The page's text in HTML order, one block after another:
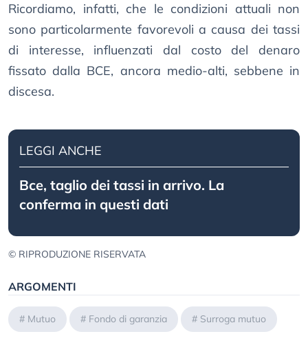
Ricordiamo, infatti, che le condizioni attuali non
sono particolarmente favorevoli a causa dei tassi
di interesse, influenzati dal costo del denaro
fissato dalla BCE, ancora medio-alti, sebbene in
discesa.
LEGGI ANCHE
Bce, taglio dei tassi in arrivo. La
conferma in questi dati
© RIPRODUZIONE RISERVATA
ARGOMENTI
# Mutuo # Fondo di garanzia # Surroga mutuo